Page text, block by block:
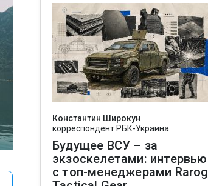
Константин Широкун
корреспондент РБК-Украина
Будущее ВСУ – за
экзоскелетами: интервью
с топ-менеджерами Rarog